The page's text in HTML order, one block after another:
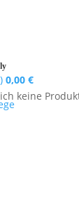
0,00 €
keine